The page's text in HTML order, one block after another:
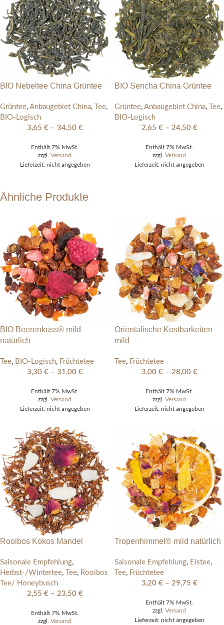
BIO Nebeltee China Grüntee
Grüntee, Anbaugebiet China, Tee,
BIO-Logisch
3,65 € – 34,50 €
Enthält 7% MwSt.
zzgl. Versand
Lieferzeit: nicht angegeben
BIO Sencha China Grüntee
Grüntee, Anbaugebiet China, Tee,
BIO-Logisch
2,65 € – 24,50 €
Enthält 7% MwSt.
zzgl. Versand
Lieferzeit: nicht angegeben
Ähnliche Produkte
BIO Beerenkuss® mild
natürlich
Tee, BIO-Logisch, Früchtetee
3,30 € – 31,00 €
Enthält 7% MwSt.
zzgl. Versand
Lieferzeit: nicht angegeben
Orientalische Kostbarkeiten
mild
Tee, Früchtetee
3,00 € – 28,00 €
Enthält 7% MwSt.
zzgl. Versand
Lieferzeit: nicht angegeben
Rooibos Kokos Mandel
Saisonale Empfehlung,
Herbst-/Wintertee, Tee, Rooibos
Tee/ Honeybusch
2,55 € – 23,50 €
Enthält 7% MwSt.
zzgl. Versand
Tropenhimmel® mild natürlich
Saisonale Empfehlung, Eistee,
Tee, Früchtetee
3,20 € – 29,75 €
Enthält 7% MwSt.
zzgl. Versand
Lieferzeit: nicht angegeben